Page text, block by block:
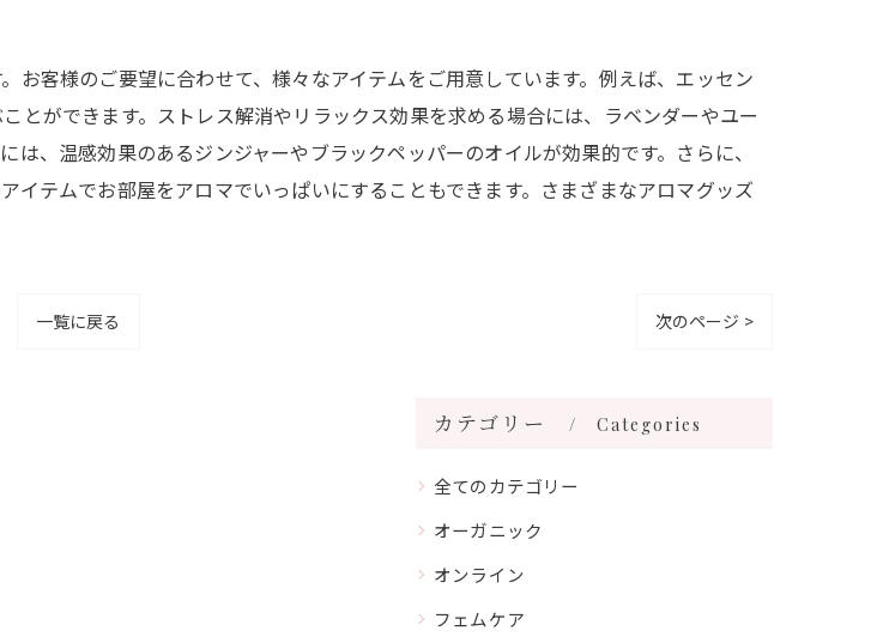
客様のご要望に合わせて、様々なアイテムをご用意しています。例えば、エッセン
とができます。ストレス解消やリラックス効果を求める場合には、ラベンダーやユー
、温感効果のあるジンジャーやブラックペッパーのオイルが効果的です。さらに、
テムでお部屋をアロマでいっぱいにすることもできます。さまざまなアロマグッズ
一覧に戻る 次のページ >
カテゴリー Categories
全てのカテゴリー
オーガニック
オンライン
フェムケア